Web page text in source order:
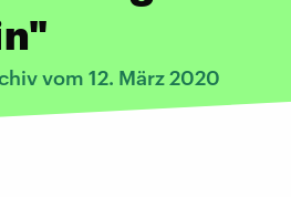
vom 12. März 2020